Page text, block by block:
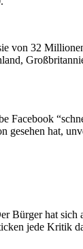
von 32
gesehen hat,
Bürger hat sich
jede Kritik